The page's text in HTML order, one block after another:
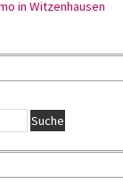
in Witzenhausen